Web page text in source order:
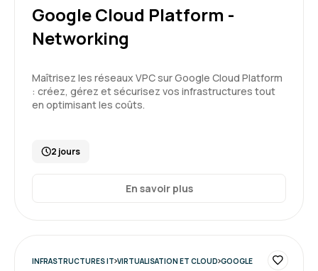
Google Cloud Platform -
Networking
Maîtrisez les réseaux VPC sur Google Cloud Platform
: créez, gérez et sécurisez vos infrastructures tout
en optimisant les coûts.
2 jours
En savoir plus
INFRASTRUCTURES IT VIRTUALISATION ET CLOUD GOOGLE